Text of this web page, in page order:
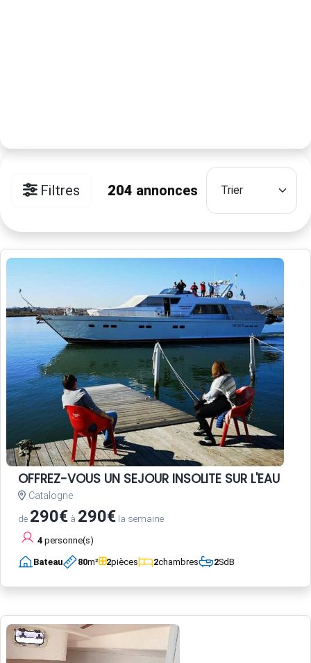
Filtres 204 annonces
OFFREZ-VOUS UN SEJOUR INSOLITE SUR L'EAU
Catalogne
de 290€ à 290€ la semaine
4 personne(s)
Bateau 80m² 2pièces 2chambres 2SdB